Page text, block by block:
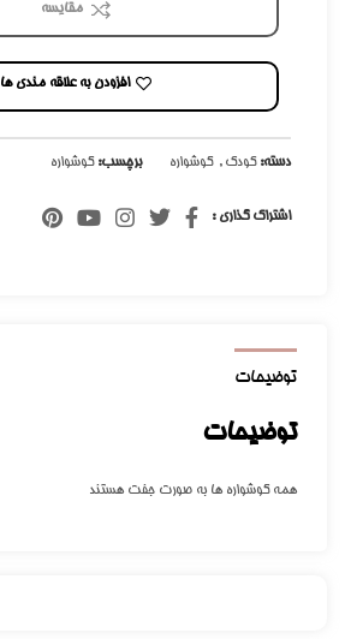
مقایسه
افزودن به علاقه مندی ها
دسته: کودک , گوشواره برچسب: گوشواره
اشتراک گذاری :
توضیحات
توضیحات
همه گوشواره ها به صورت جفت هستند